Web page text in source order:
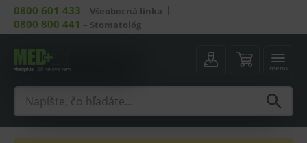
0800 601 433 – Všeobecná linka
0800 800 441 – Stomatológ
menu